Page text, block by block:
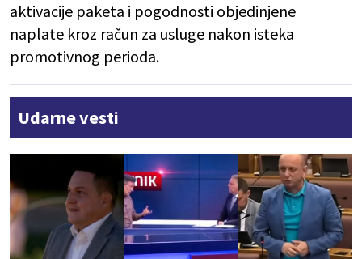
aktivacije paketa i pogodnosti objedinjene
naplate kroz račun za usluge nakon isteka
promotivnog perioda.
Udarne vesti